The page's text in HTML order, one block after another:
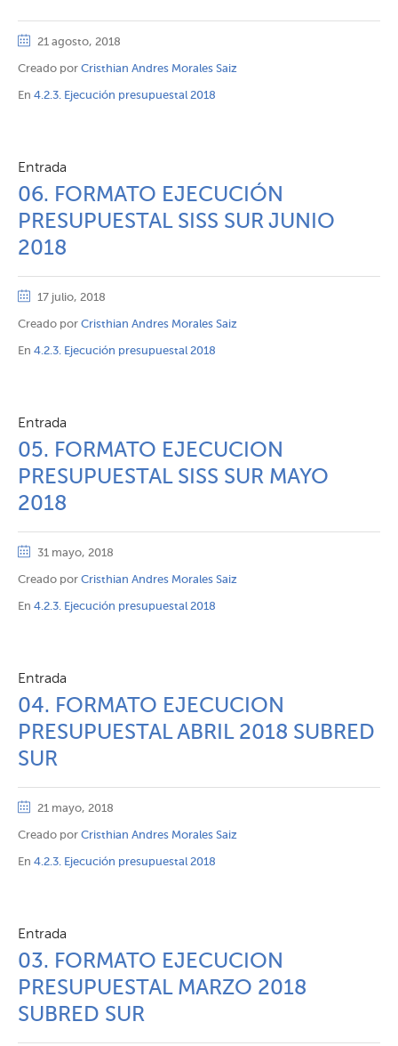
21 agosto, 2018
Creado por Cristhian Andres Morales Saiz
En 4.2.3. Ejecución presupuestal 2018
Entrada
06. FORMATO EJECUCIÓN
PRESUPUESTAL SISS SUR JUNIO
2018
17 julio, 2018
Creado por Cristhian Andres Morales Saiz
En 4.2.3. Ejecución presupuestal 2018
Entrada
05. FORMATO EJECUCION
PRESUPUESTAL SISS SUR MAYO
2018
31 mayo, 2018
Creado por Cristhian Andres Morales Saiz
En 4.2.3. Ejecución presupuestal 2018
Entrada
04. FORMATO EJECUCION
PRESUPUESTAL ABRIL 2018 SUBRED
SUR
21 mayo, 2018
Creado por Cristhian Andres Morales Saiz
En 4.2.3. Ejecución presupuestal 2018
Entrada
03. FORMATO EJECUCION
PRESUPUESTAL MARZO 2018
SUBRED SUR